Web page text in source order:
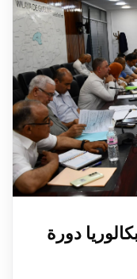
دورة